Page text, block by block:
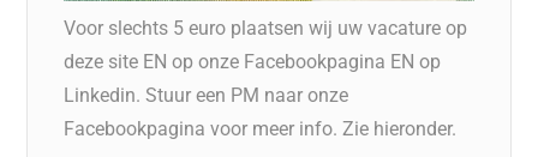
Voor slechts 5 euro plaatsen wij uw vacature op
deze site EN op onze Facebookpagina EN op
Linkedin. Stuur een PM naar onze
Facebookpagina voor meer info. Zie hieronder.